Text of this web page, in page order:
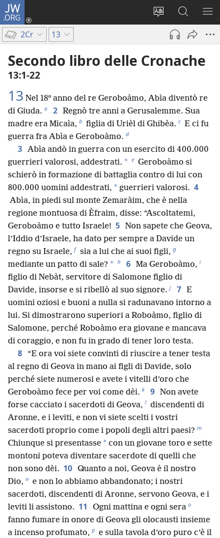
JW.ORG
Modificare
lingua
sito
Accedi
(apre
finestra)
Cerca
JW.ORG
2Cr 13
Secondo libro delle Cronache
13:1-22
13 Nel 18º anno del re Geroboàmo, Abìa diventò re
di Giuda. a 2 Regnò tre anni a Gerusalemme. Sua
madre era Micaìa, b figlia di Urièl di Ghibèa. c E ci fu
guerra fra Abìa e Geroboàmo. d
3 Abìa andò in guerra con un esercito di 400.000
guerrieri valorosi, addestrati. * e Geroboàmo si
schierò in formazione di battaglia contro di lui con
800.000 uomini addestrati, * guerrieri valorosi. 4
Abìa, in piedi sul monte Zemaràim, che è nella
regione montuosa di Èfraim, disse: “Ascoltatemi,
Geroboàmo e tutto Israele! 5 Non sapete che Geova,
l’Iddio d’Israele, ha dato per sempre a Davide un
regno su Israele, f sia a lui che ai suoi figli, g
mediante un patto di sale? * h 6 Ma Geroboàmo, i
figlio di Nebàt, servitore di Salomone figlio di
Davide, insorse e si ribellò al suo signore. j 7 E
uomini oziosi e buoni a nulla si radunavano intorno a
lui. Si dimostrarono superiori a Roboàmo, figlio di
Salomone, perché Roboàmo era giovane e mancava
di coraggio, e non fu in grado di tener loro testa.
8
“E ora voi siete convinti di riuscire a tener testa
al regno di Geova in mano ai figli di Davide, solo
perché siete numerosi e avete i vitelli d’oro che
Geroboàmo fece per voi come dèi. k 9 Non avete
forse cacciato i sacerdoti di Geova, l discendenti di
Aronne, e i leviti, e non vi siete scelti i vostri
sacerdoti proprio come i popoli degli altri paesi? m
Chiunque si presentasse * con un giovane toro e sette
montoni poteva diventare sacerdote di quelli che
non sono dèi. 10 Quanto a noi, Geova è il nostro
Dio, n e non lo abbiamo abbandonato; i nostri
sacerdoti, discendenti di Aronne, servono Geova, e i
leviti li assistono. 11 Ogni mattina e ogni sera o
fanno fumare in onore di Geova gli olocausti insieme
a incenso profumato, p e sulla tavola d’oro puro c’è il